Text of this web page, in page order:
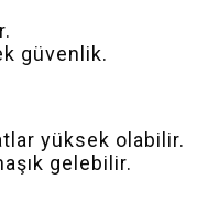
güvenlik.
yüksek olabilir.
gelebilir.